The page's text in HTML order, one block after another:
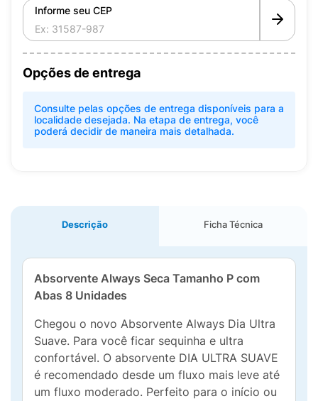
Informe seu CEP
Opções de entrega
Consulte pelas opções de entrega disponíveis para a
localidade desejada. Na etapa de entrega, você
poderá decidir de maneira mais detalhada.
Descrição Ficha Técnica
Absorvente Always Seca Tamanho P com
Abas 8 Unidades
Chegou o novo Absorvente Always Dia Ultra
Suave. Para você ficar sequinha e ultra
confortável. O absorvente DIA ULTRA SUAVE
é recomendado desde um fluxo mais leve até
um fluxo moderado. Perfeito para o início ou